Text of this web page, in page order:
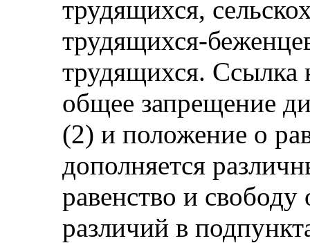
трудящихся,
трудящихся-
трудящихся. Ссылка
общее запрещение
(2) и положение о
дополняется
равенство и
различий в